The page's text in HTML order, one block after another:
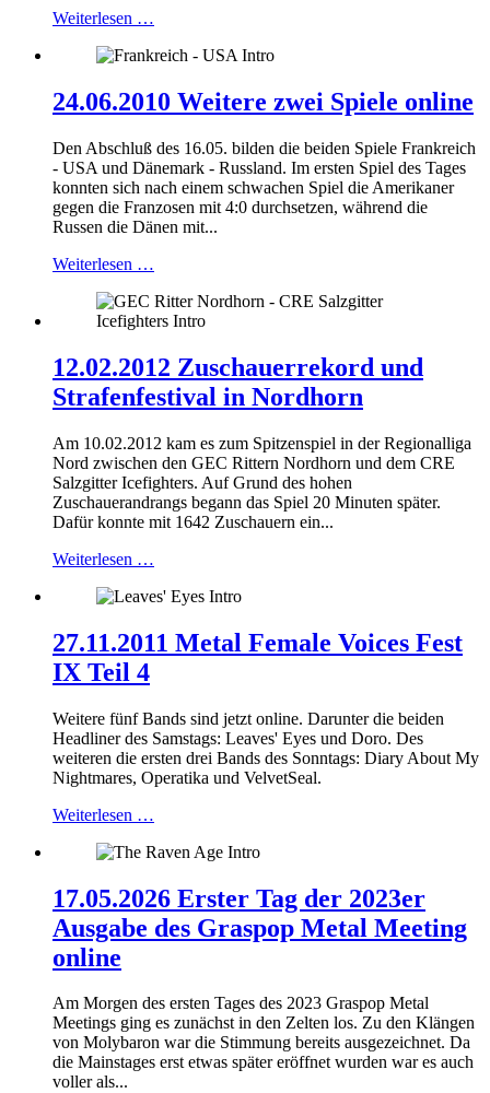
Weiterlesen …
24.06.2010 Weitere zwei Spiele online
Den Abschluß des 16.05. bilden die beiden Spiele Frankreich
- USA und Dänemark - Russland. Im ersten Spiel des Tages
konnten sich nach einem schwachen Spiel die Amerikaner
gegen die Franzosen mit 4:0 durchsetzen, während die
Russen die Dänen mit...
Weiterlesen …
12.02.2012 Zuschauerrekord und
Strafenfestival in Nordhorn
Am 10.02.2012 kam es zum Spitzenspiel in der Regionalliga
Nord zwischen den GEC Rittern Nordhorn und dem CRE
Salzgitter Icefighters. Auf Grund des hohen
Zuschauerandrangs begann das Spiel 20 Minuten später.
Dafür konnte mit 1642 Zuschauern ein...
Weiterlesen …
27.11.2011 Metal Female Voices Fest
IX Teil 4
Weitere fünf Bands sind jetzt online. Darunter die beiden
Headliner des Samstags: Leaves' Eyes und Doro. Des
weiteren die ersten drei Bands des Sonntags: Diary About My
Nightmares, Operatika und VelvetSeal.
Weiterlesen …
17.05.2026 Erster Tag der 2023er
Ausgabe des Graspop Metal Meeting
online
Am Morgen des ersten Tages des 2023 Graspop Metal
Meetings ging es zunächst in den Zelten los. Zu den Klängen
von Molybaron war die Stimmung bereits ausgezeichnet. Da
die Mainstages erst etwas später eröffnet wurden war es auch
voller als...